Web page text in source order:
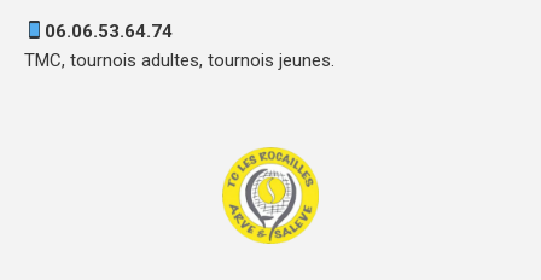
06.06.53.64.74
TMC, tournois adultes, tournois jeunes.